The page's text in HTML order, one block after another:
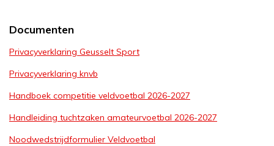
Documenten
Privacyverklaring Geusselt Sport
Privacyverklaring knvb
Handboek competitie veldvoetbal 2026-2027
Handleiding tuchtzaken amateurvoetbal 2026-2027
Noodwedstrijdformulier Veldvoetbal